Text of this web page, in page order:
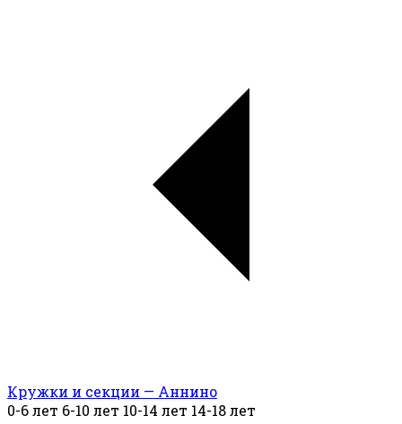
Кружки и секции — Аннино
0-6 лет 6-10 лет 10-14 лет 14-18 лет